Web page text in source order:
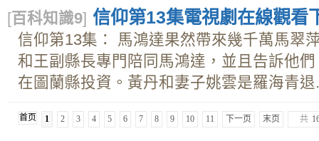
[百科知識9] 信仰第13集電視劇在線觀看
信仰第13集： 馬鴻達果然帶來幾千萬馬翠
和王副縣長專門陪同馬鴻達，並且告訴他
在圖蘭縣投資。黃丹和妻子姚雲是羅海青退
首页 1 2 3 4 5 6 7 8 9 10 11 下一页 末页 共